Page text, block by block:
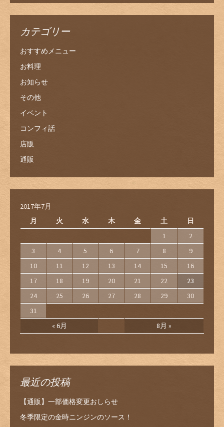
カテゴリー
おすすめメニュー
お料理
お知らせ
その他
イベント
コンフィ話
店販
通販
2017年7月
月
火 水 木 金 土 日
« 6月 8月 »
1
2
3
4 5 6 7 8
9
10
11 12 13 14 15
16
17
18 19 20 21 22
23
24
25 26 27 28 29
30
31
最近の投稿
【通販】一部価格変更おしらせ
冬季限定の金時ニンジンのソース！